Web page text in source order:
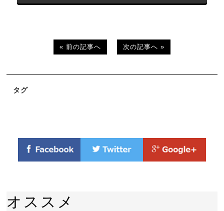
« 前の記事へ 次の記事へ »
タグ
オススメ